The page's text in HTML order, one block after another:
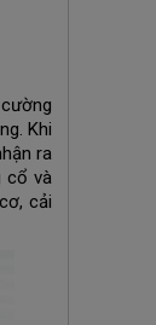
Khi
ra
cổ và
cải